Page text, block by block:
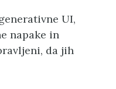
UI,
napake in
da jih